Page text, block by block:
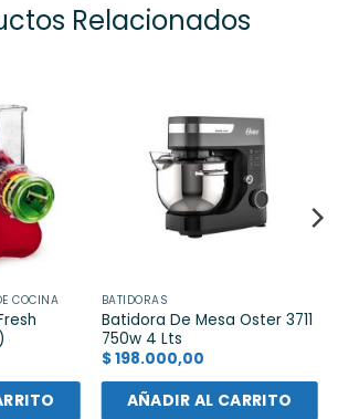
Relacionados
COCINA BATIDORAS
Batidora De Mesa Oster 3711
750w 4 Lts
$198.000,00
AÑADIR AL CARRITO